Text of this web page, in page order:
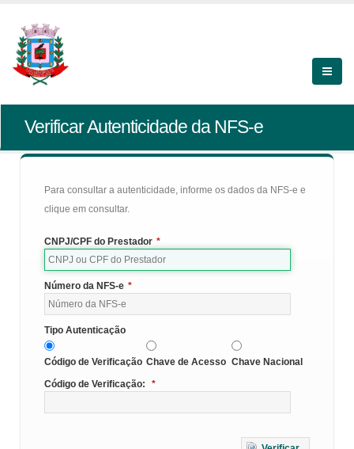
Verificar Autenticidade da NFS-e
Para consultar a autenticidade, informe os dados da NFS-e e
clique em consultar.
CNPJ/CPF do Prestador *
Número da NFS-e *
Tipo Autenticação
Código de Verificação Chave de Acesso Chave Nacional
Código de Verificação:
*